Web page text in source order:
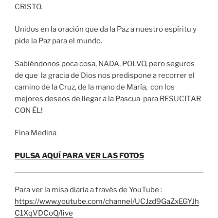
CRISTO.
Unidos en la oración que da la Paz a nuestro espíritu y
pide la Paz para el mundo.
Sabiéndonos poca cosa, NADA, POLVO, pero seguros
de que la gracia de Dios nos predispone a recorrer el
camino de la Cruz, de la mano de María, con los
mejores deseos de llegar a la Pascua para RESUCITAR
CON ÉL!
Fina Medina
PULSA AQUÍ PARA VER LAS FOTOS
Para ver la misa diaria a través de YouTube :
https://www.youtube.com/channel/UCJzd9GaZxEGYJh
C1XqVDCoQ/live